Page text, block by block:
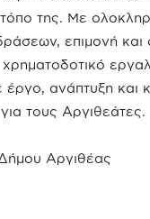
της. Με
επιμονή και
έργο, ανάπτυξη και
τους Αργιθεάτες.
Αργιθέας